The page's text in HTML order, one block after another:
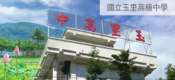
國立玉里高級中學